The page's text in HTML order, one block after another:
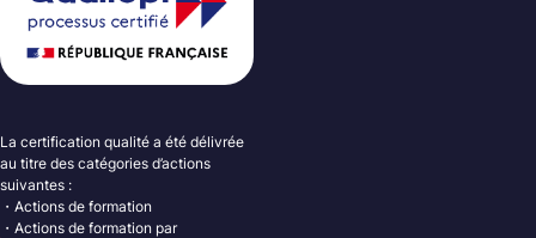
La certification qualité a été délivrée
au titre des catégories d’actions
suivantes :
・Actions de formation
・Actions de formation par